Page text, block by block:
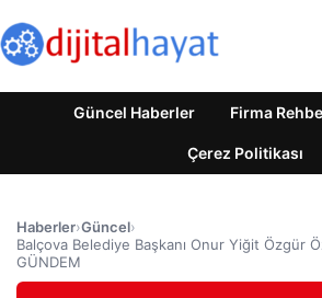
Güncel Haberler Firma
Çerez Politikası
Haberler›Güncel›
Balçova Belediye Başkanı Onur Yiğit Özgür
GÜNDEM